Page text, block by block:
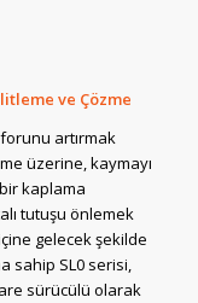
ve Çözme
artırmak
üzerine, kaymayı
kaplama
tutuşu önlemek
gelecek şekilde
sahip SL0 serisi,
sürücülü olarak